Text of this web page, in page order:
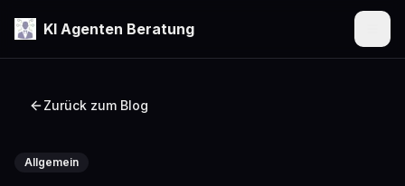
KI Agenten Beratung
Zurück zum Blog
Allgemein